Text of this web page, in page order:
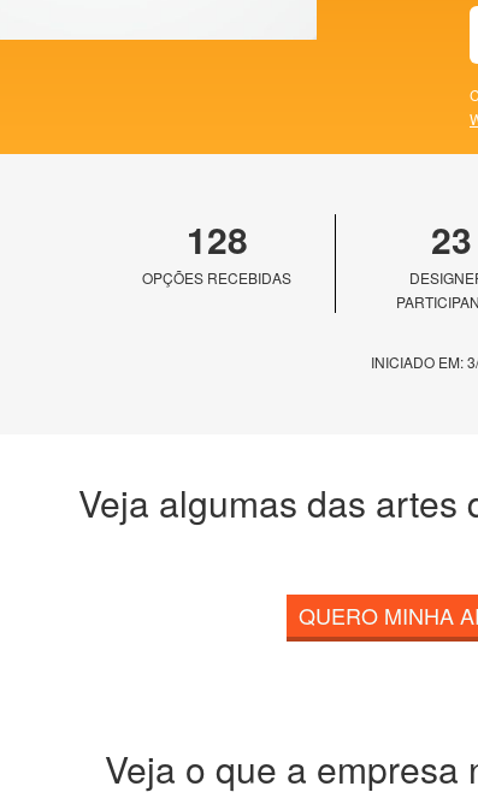
128
OPÇÕES RECEBIDAS
23
INICIADO EM:
Veja algumas das artes
QUERO MINHA
Veja o que a empresa